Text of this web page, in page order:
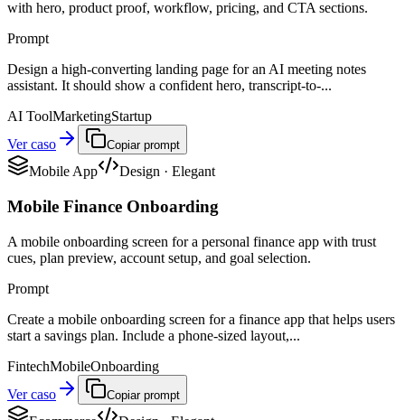
with hero, product proof, workflow, pricing, and CTA sections.
Prompt
Design a high-converting landing page for an AI meeting notes
assistant. It should show a confident hero, transcript-to-...
AI ToolMarketingStartup
Ver caso
Copiar prompt
Mobile App Design · Elegant
Mobile Finance Onboarding
A mobile onboarding screen for a personal finance app with trust
cues, plan preview, account setup, and goal selection.
Prompt
Create a mobile onboarding screen for a finance app that helps users
start a savings plan. Include a phone-sized layout,...
FintechMobileOnboarding
Ver caso
Copiar prompt